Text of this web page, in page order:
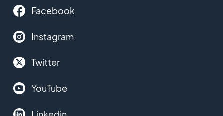
Facebook
Instagram
Twitter
YouTube